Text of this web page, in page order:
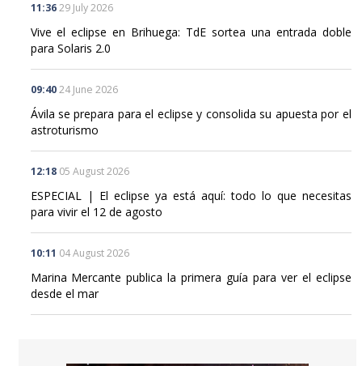
11:36 29 July 2026
Vive el eclipse en Brihuega: TdE sortea una entrada doble
para Solaris 2.0
09:40 24 June 2026
Ávila se prepara para el eclipse y consolida su apuesta por el
astroturismo
12:18 05 August 2026
ESPECIAL | El eclipse ya está aquí: todo lo que necesitas
para vivir el 12 de agosto
10:11 04 August 2026
Marina Mercante publica la primera guía para ver el eclipse
desde el mar